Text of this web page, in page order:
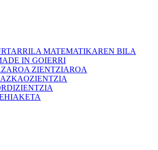
MATEMATIKAREN BILA
IN GOIERRI
ZIENTZIAROA